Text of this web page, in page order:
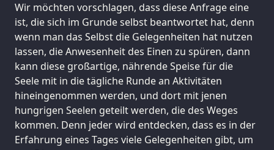
Wir möchten vorschlagen, dass diese Anfrage eine
ist, die sich im Grunde selbst beantwortet hat, denn
wenn man das Selbst die Gelegenheiten hat nutzen
lassen, die Anwesenheit des Einen zu spüren, dann
kann diese großartige, nährende Speise für die
Seele mit in die tägliche Runde an Aktivitäten
hineingenommen werden, und dort mit jenen
hungrigen Seelen geteilt werden, die des Weges
kommen. Denn jeder wird entdecken, dass es in der
Erfahrung eines Tages viele Gelegenheiten gibt, um